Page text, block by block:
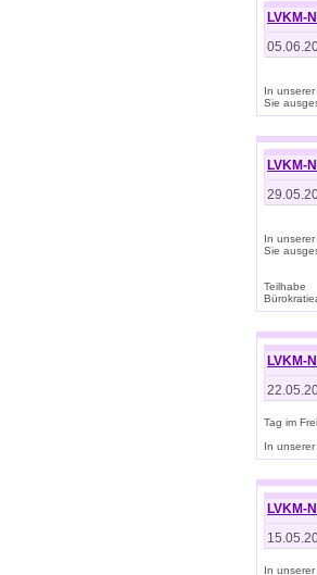
LVKM-
In
Sie
LVKM-
In
Sie
Teilhabe
LVKM-
Tag im
In
LVKM-
In